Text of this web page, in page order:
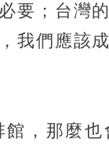
要；台灣
我們應該
，那麼